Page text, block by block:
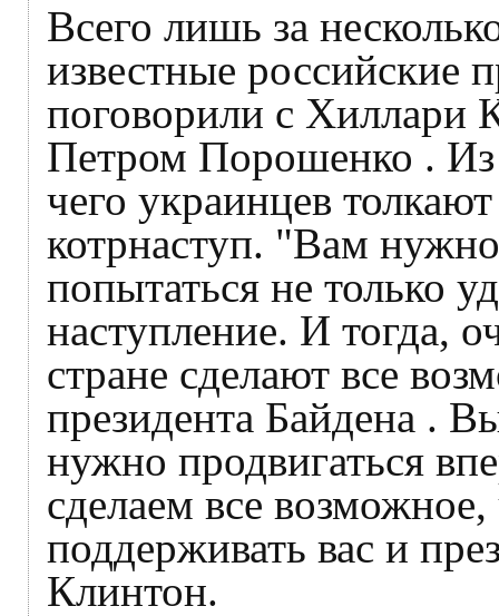
Всего лишь за
известные российские
поговорили с Хиллари
Петром Порошенко . Из
чего украинцев
котрнаступ. "Вам
попытаться не только
наступление. И тогда,
стране сделают все
президента Байдена .
нужно продвигаться
сделаем все
поддерживать вас и
Клинтон.